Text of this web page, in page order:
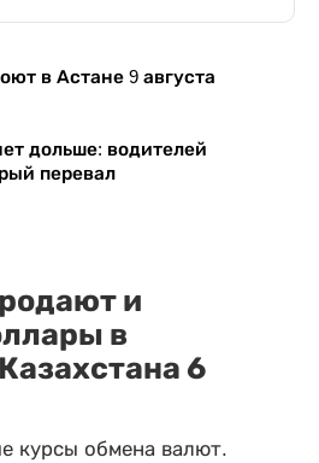
в Астане 9 августа
дольше: водителей
перевал
и
в
6
курсы обмена валют.